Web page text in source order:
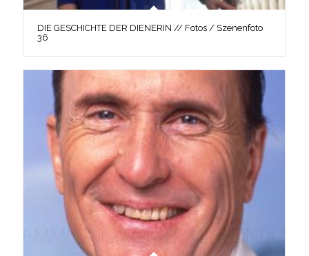
DIE GESCHICHTE DER DIENERIN // Fotos / Szenenfoto
36